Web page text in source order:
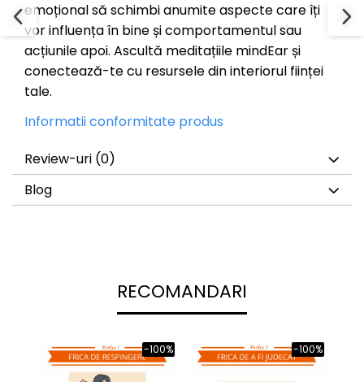
emoțional să schimbi anumite aspecte care îți
vor influența în bine și comportamentul sau
acțiunile apoi. Ascultă meditațiile mindEar și
conectează-te cu resursele din interiorul ființei
tale.
Informatii conformitate produs
Review-uri (0)
Blog
RECOMANDARI
-100% -100%